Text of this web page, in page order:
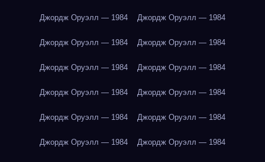
Джордж Оруэлл — 1984 Джордж Оруэлл — 1984
Джордж Оруэлл — 1984 Джордж Оруэлл — 1984
Джордж Оруэлл — 1984 Джордж Оруэлл — 1984
Джордж Оруэлл — 1984 Джордж Оруэлл — 1984
Джордж Оруэлл — 1984 Джордж Оруэлл — 1984
Джордж Оруэлл — 1984 Джордж Оруэлл — 1984